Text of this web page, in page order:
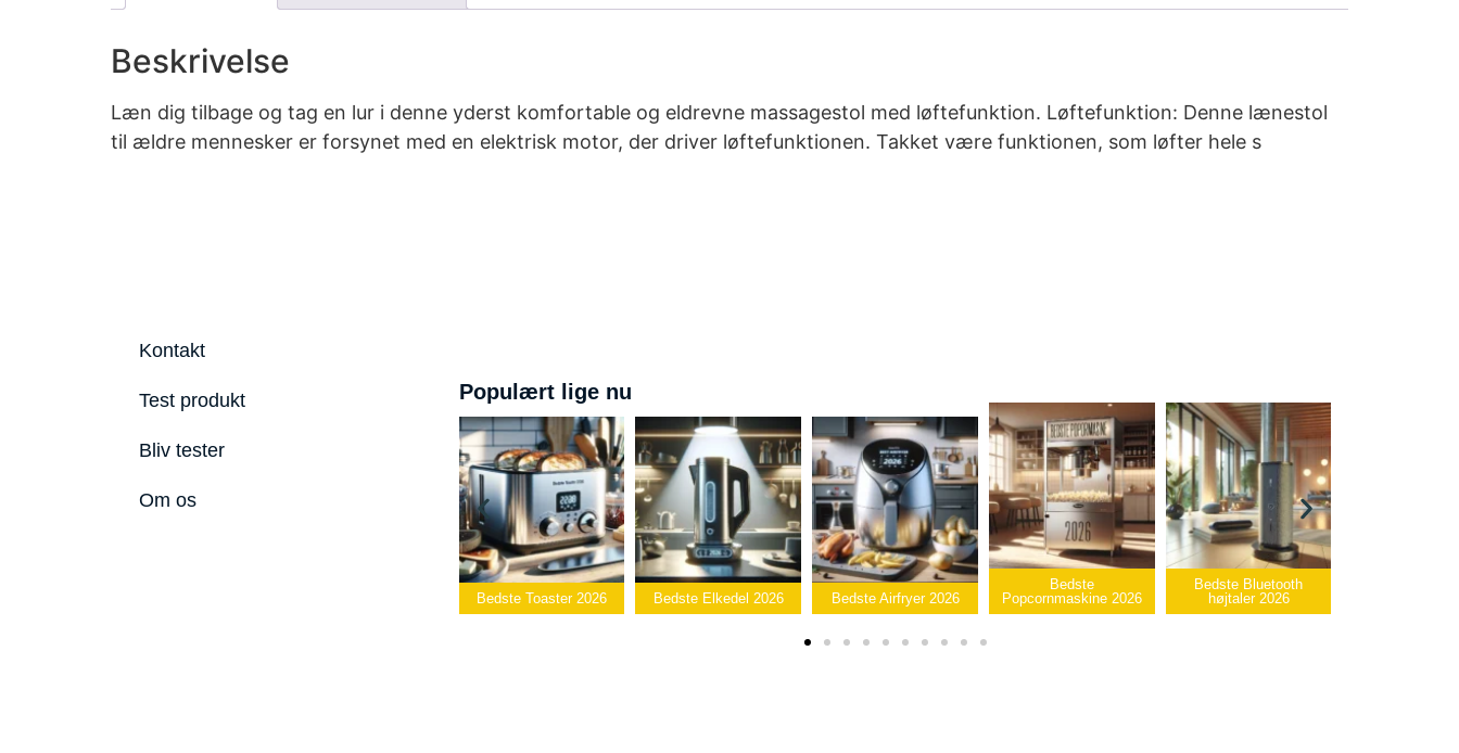
Beskrivelse
Læn dig tilbage og tag en lur i denne yderst komfortable og eldrevne massagestol med løftefunktion. Løftefunktion: Denne lænestol
til ældre mennesker er forsynet med en elektrisk motor, der driver løftefunktionen. Takket være funktionen, som løfter hele s
Kontakt
Test produkt
Bliv tester
Om os
Populært lige nu
Bedste Toaster 2026 Bedste Elkedel 2026 Bedste Airfryer 2026
Bedste
Popcornmaskine 2026
Bedste Bluetooth
højtaler 2026
Bedste infrarøde
varmepude 2026